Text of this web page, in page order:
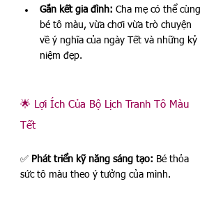
Gắn kết gia đình: Cha mẹ có thể cùng
bé tô màu, vừa chơi vừa trò chuyện
về ý nghĩa của ngày Tết và những kỷ
niệm đẹp.
🌟 Lợi Ích Của Bộ Lịch Tranh Tô Màu
Tết
✅ Phát triển kỹ năng sáng tạo: Bé thỏa
sức tô màu theo ý tưởng của mình.